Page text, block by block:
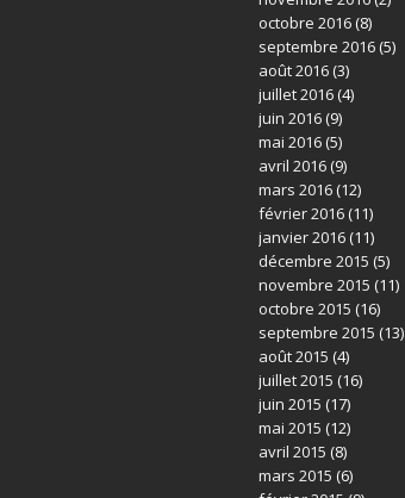
octobre 2016(8)
septembre 2016(5)
août 2016(3)
juillet 2016(4)
juin 2016(9)
mai 2016(5)
avril 2016(9)
mars 2016(12)
février 2016(11)
janvier 2016(11)
décembre 2015 (5)
novembre 2015 (11)
octobre 2015 (16)
septembre 2015 (13)
août 2015 (4)
juillet 2015 (16)
juin 2015 (17)
mai 2015 (12)
avril 2015 (8)
mars 2015 (6)